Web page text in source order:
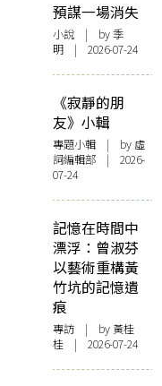
預謀一場消失
小說 | by 季
明 | 2026-07-24
《寂靜的朋
友》小輯
專題小輯 | by 虛
詞編輯部 | 2026-
07-24
記憶在時間中
漂浮：曾淑芬
以藝術重構黃
竹坑的記憶遺
痕
專訪 | by 黃桂
桂 | 2026-07-24